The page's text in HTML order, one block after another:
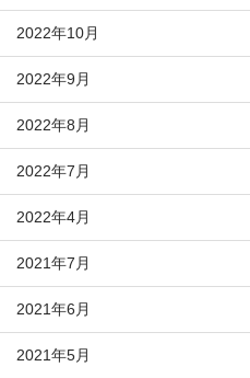
2022年10月
2022年9月
2022年8月
2022年7月
2022年4月
2021年7月
2021年6月
2021年5月